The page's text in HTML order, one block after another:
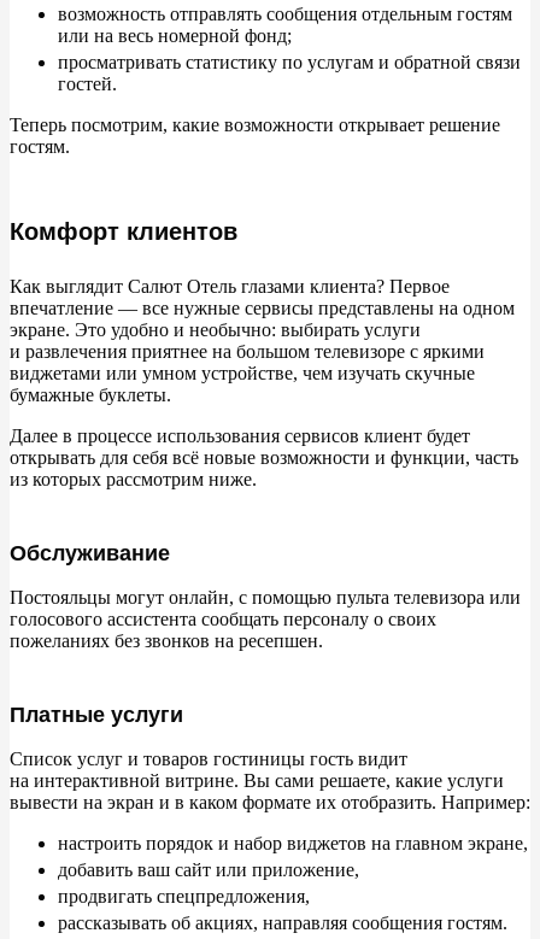
возможность отправлять сообщения отдельным гостям
или на весь номерной фонд;
просматривать статистику по услугам и обратной связи
гостей.
Теперь посмотрим, какие возможности открывает решение
гостям.
Комфорт клиентов
Как выглядит Салют Отель глазами клиента? Первое
впечатление — все нужные сервисы представлены на одном
экране. Это удобно и необычно: выбирать услуги
и развлечения приятнее на большом телевизоре с яркими
виджетами или умном устройстве, чем изучать скучные
бумажные буклеты.
Далее в процессе использования сервисов клиент будет
открывать для себя всё новые возможности и функции, часть
из которых рассмотрим ниже.
Обслуживание
Постояльцы могут онлайн, с помощью пульта телевизора или
голосового ассистента сообщать персоналу о своих
пожеланиях без звонков на ресепшен.
Платные услуги
Список услуг и товаров гостиницы гость видит
на интерактивной витрине. Вы сами решаете, какие услуги
вывести на экран и в каком формате их отобразить. Например:
настроить порядок и набор виджетов на главном экране,
добавить ваш сайт или приложение,
продвигать спецпредложения,
рассказывать об акциях, направляя сообщения гостям.